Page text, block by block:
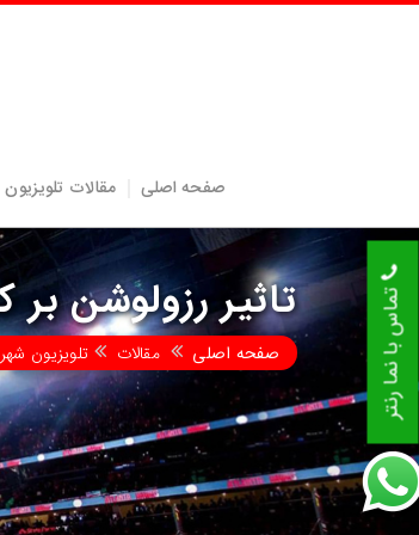
صفحه اصلی مقالات
تاثیر رزولوشن
صفحه اصلی مقالات تلویزیون تماس با نما رنتر